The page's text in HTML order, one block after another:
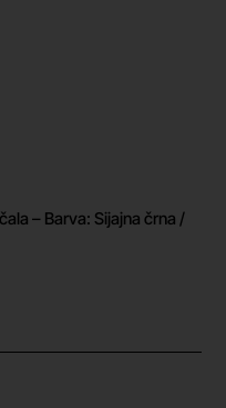
– Barva: Sijajna črna /